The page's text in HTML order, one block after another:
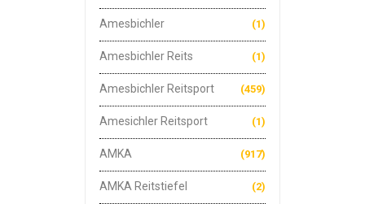
Amesbichler (1)
Amesbichler Reits (1)
Amesbichler Reitsport (459)
Amesichler Reitsport (1)
AMKA (917)
AMKA Reitstiefel (2)